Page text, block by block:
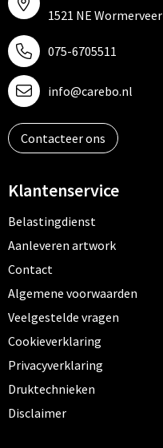
1521 NE Wormerveer
075-6705511
info@carebo.nl
Contacteer ons
Klantenservice
Belastingdienst
Aanleveren artwork
Contact
Algemene voorwaarden
Veelgestelde vragen
Cookieverklaring
Privacyverklaring
Druktechnieken
Disclaimer